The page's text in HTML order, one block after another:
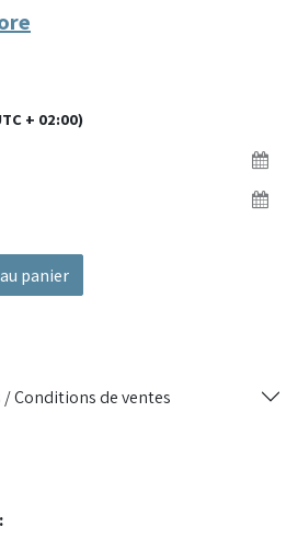
+ 02:00)
panier
Conditions de ventes